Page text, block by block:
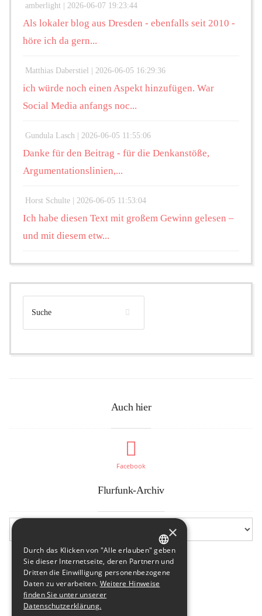
amberlight | 2026-06-07 19:23:44
Als lokaler blog aus Dresden - ebenfalls seit 2010 -
höre ich da gern...
Matthias Daberstiel | 2026-06-05 16:29:36
ich würde noch einen Aspekt hinzufügen. War
Social Media anfangs noc...
Gundula Lasch | 2026-06-05 11:55:06
Danke für den Beitrag - für die Denkanstöße,
Argumentationslinien,...
Horst Schulte | 2026-06-05 11:53:04
Ich habe diesen Text mit großem Gewinn gelesen –
und mit diesem etw...
Auch hier
Facebook
Flurfunk-Archiv
GERMAN
ENGLISH
×
Durch das Klicken von "Alle erlauben" geben
Sie dieser Internetseite, deren Partnern und
Dritten die Einwilligung personenbezogene
Daten zu verarbeiten. Weitere Hinweise
finden Sie unter unserer
Datenschutzerklärung.